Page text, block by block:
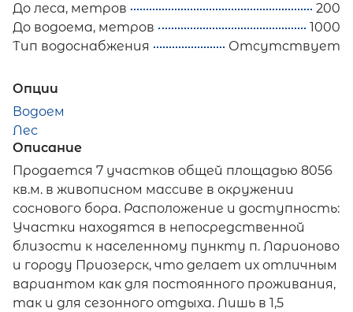
До леса, метров
200
До водоема, метров
1000
Тип водоснабжения
Отсутствует
Опции
Водоем
Лес
Описание
Продается 7 участков общей площадью 8056
кв.м. в живописном массиве в окружении
соснового бора. Расположение и доступность:
Участки находятся в непосредственной
близости к населенному пункту п. Ларионово
и городу Приозерск, что делает их отличным
вариантом как для постоянного проживания,
так и для сезонного отдыха. Лишь в 1,5